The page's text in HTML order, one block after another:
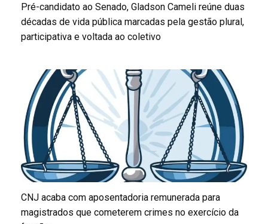
Pré-candidato ao Senado, Gladson Cameli reúne duas
décadas de vida pública marcadas pela gestão plural,
participativa e voltada ao coletivo
CNJ acaba com aposentadoria remunerada para
magistrados que cometerem crimes no exercício da